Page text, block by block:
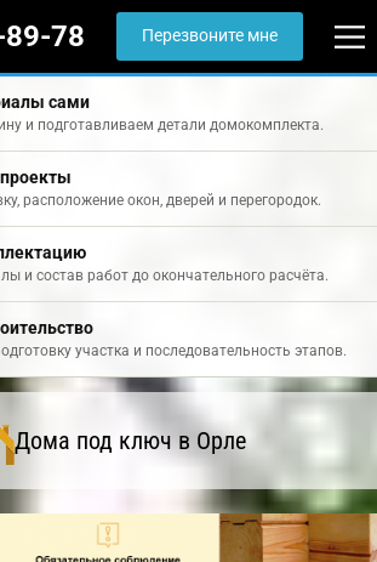
78 Перезвоните мне
сами
и подготавливаем детали домокомплекта.
расположение окон, дверей и перегородок.
и состав работ до окончательного расчёта.
участка и последовательность этапов.
Дома под ключ в Орле